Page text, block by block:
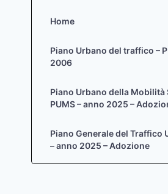
Home
Piano Urbano del traffico –
2006
Piano Urbano della Mobilità
PUMS – anno 2025 –
Piano Generale del Traffico
– anno 2025 – Adozione